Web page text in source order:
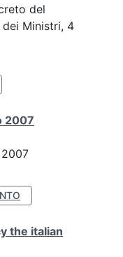
del
Ministri, 4
2007
the italian